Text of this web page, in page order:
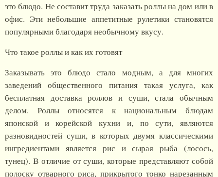
это блюдо. Не составит труда заказать роллы на дом или в
офис. Эти небольшие аппетитные рулетики становятся
популярными благодаря необычному вкусу.
Что такое роллы и как их готовят
Заказывать это блюдо стало модным, а для многих
заведений общественного питания такая услуга, как
бесплатная доставка роллов и суши, стала обычным
делом. Роллы относятся к национальным блюдам
японской и корейской кухни и, по сути, являются
разновидностей суши, в которых двумя классическими
ингредиентами является рис и сырая рыба (лосось,
тунец). В отличие от суши, которые представляют собой
полоску отварного риса, прикрытого тонко нарезанным